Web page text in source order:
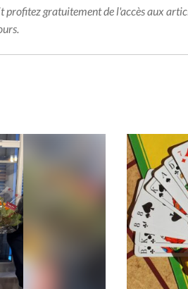
profitez gratuitement de l'accès aux